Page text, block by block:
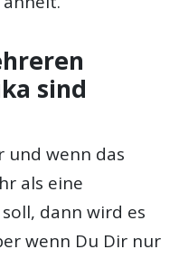
sind
und wenn das
als eine
dann wird es
wenn Du Dir nur